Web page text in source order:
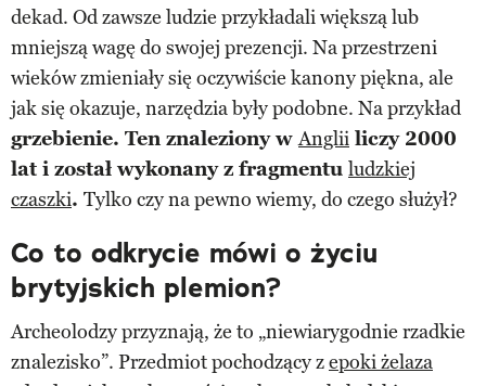
dekad. Od zawsze ludzie przykładali większą lub
mniejszą wagę do swojej prezencji. Na przestrzeni
wieków zmieniały się oczywiście kanony piękna, ale
jak się okazuje, narzędzia były podobne. Na przykład
grzebienie. Ten znaleziony wAnglii liczy 2000
lat i został wykonany z fragmentu ludzkiej
czaszki. Tylko czy na pewno wiemy, do czego służył?
Co to odkrycie mówi o życiu
brytyjskich plemion?
Archeolodzy przyznają, że to „niewiarygodnie rzadkie
znalezisko”. Przedmiot pochodzący zepoki żelaza